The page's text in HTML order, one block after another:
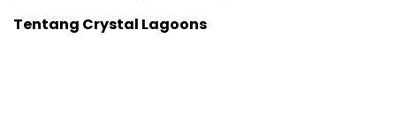
Tentang Crystal Lagoons